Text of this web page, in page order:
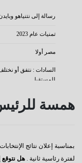
رسالة إلى نتنياهو
تمنيات عام 2023
مصر أولا
السادات : نتفق أو
للمستقبل
كفانا إدانات
رسالة إلى النائب / على
همسة
بمناسبة إعلان نتائج
لفترة رئاسية ثانية . هل